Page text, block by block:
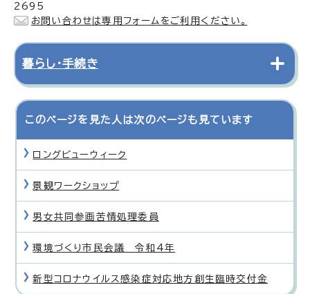
2695
お問い合わせは専用フォームをご利用ください。
暮らし・手続き
このページを見た人は次のページも見ています
ロングビューウィーク
景観ワークショップ
男女共同参画苦情処理委員
環境づくり市民会議 令和4年
新型コロナウイルス感染症対応地方創生臨時交付金